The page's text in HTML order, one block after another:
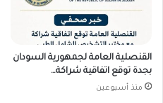
القنصلية العامة لجمهورية السودان
بجدة توقع اتفاقية شراكة…
منذ أسبوعين